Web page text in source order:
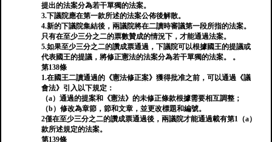
提出的法案分為若干單獨的法案。
3.下議院應在第一款所述的法案公佈後解散。
4.新的下議院集結後，兩議院將在二讀時審議第一段所指的法案。
只有在至少三分之二的票數贊成的情況下，才能通過法案。
5.如果至少三分之二的讚成票通過，下議院可以根據國王的提議或
代表國王的提議，將修正憲法的法案分為若干單獨的法案。 。
第138條
1.在國王二讀通過的《憲法修正案》獲得批准之前，可以通過《議
會法》引入以下規定：
（a）通過的提案和《憲法》的未修正條款根據需要相互調整；
（b）修改為章節，節和文章，並更改標題和編號。
2僅在至少三分之二的讚成票通過後，兩議院才能通過載有第1（a）
款所述規定的法案。
第139條